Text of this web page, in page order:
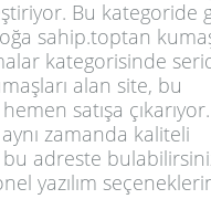
Bu kategoride
sahip.toptan
kategorisinde
alan site, bu
satışa çıkarıyor.
zamanda kaliteli
adreste
yazılım